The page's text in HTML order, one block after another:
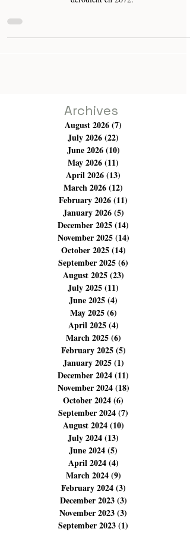
déjà que les événements de cette représentation se
déroulent en 2072.
Archives
August 2026 (7)
July 2026 (22)22 posts
June 2026(10)10 posts
May 2026(11)11 posts
April 2026(13)13 posts
March 2026(12)12 posts
February 2026 (11)11 posts
January 2026 (5)5 posts
December 2025(14)
November 2025(14)
October 2025 (14)
September 2025
August 2025(23)
July 2025(11)
June 2025(4)4 posts
May 2025(6)6 posts
April 2025(4)4 posts
March 2025(6)6 posts
February 2025 (5)5 posts
January 2025 (1)
December 2024(11)
November 2024(18)
October 2024(6)
September 2024
August 2024 (10)
July 2024(13)13 posts
June 2024(5)5 posts
April 2024(4)4 posts
March 2024(9)9 posts
February 2024(3)3 posts